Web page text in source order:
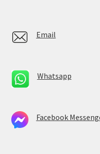
Email
Whatsapp
Facebook